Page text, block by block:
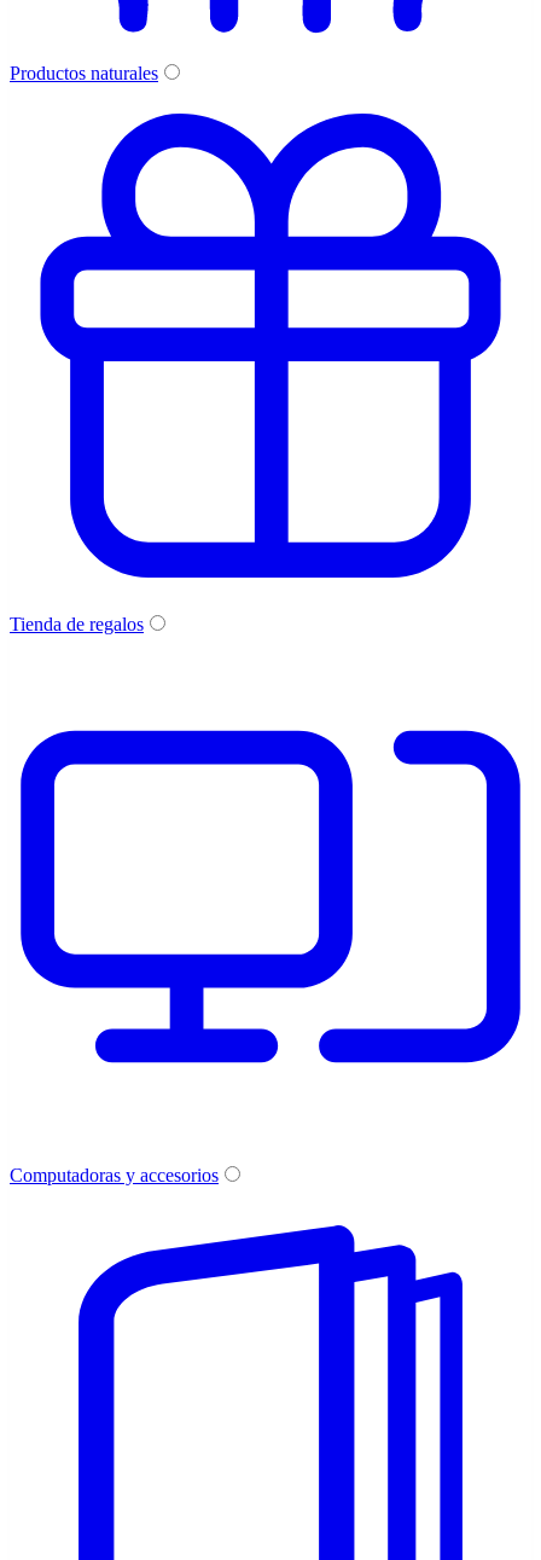
Productos naturales
Tienda de regalos
Computadoras y accesorios